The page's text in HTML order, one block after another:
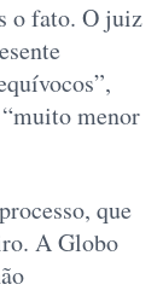
o fato. O juiz
menor
que
A Globo